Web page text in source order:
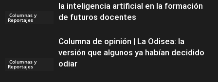
Columnas y
Reportajes
Columnas y
Reportajes
la inteligencia artificial en la formación
de futuros docentes
Columna de opinión | La Odisea: la
versión que algunos ya habían decidido
odiar